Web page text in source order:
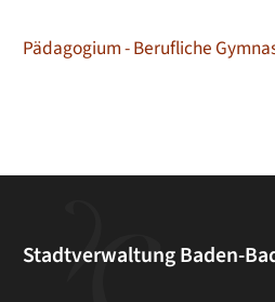
Pädagogium - Berufliche
Stadtverwaltung Baden-